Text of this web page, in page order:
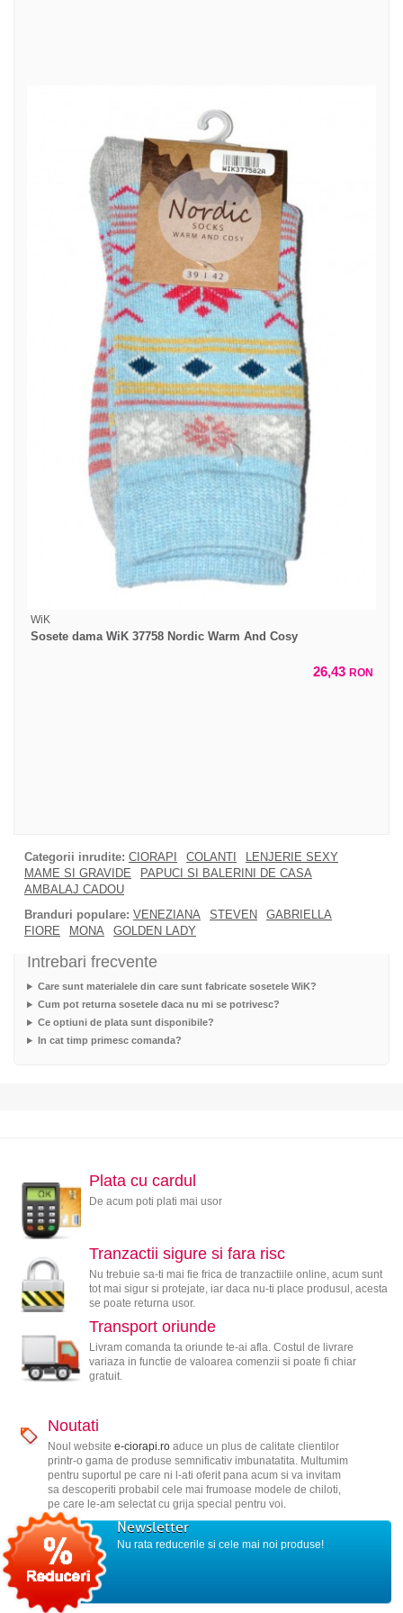
WiK
Sosete dama WiK 37758 Nordic Warm And Cosy
26,43 RON
Categorii inrudite: CIORAPI COLANTI
LENJERIE SEXY
MAME SI GRAVIDE
PAPUCI SI BALERINI DE CASA
AMBALAJ CADOU
Branduri populare: VENEZIANA STEVEN
GABRIELLA
FIORE
MONA GOLDEN LADY
Intrebari frecvente
Care sunt materialele din care sunt fabricate sosetele WiK?
Cum pot returna sosetele daca nu mi se potrivesc?
Ce optiuni de plata sunt disponibile?
In cat timp primesc comanda?
Plata cu cardul
De acum poti plati mai usor
Tranzactii sigure si fara risc
Nu trebuie sa-ti mai fie frica de tranzactiile online, acum sunt
tot mai sigur si protejate, iar daca nu-ti place produsul, acesta
se poate returna usor.
Transport oriunde
Livram comanda ta oriunde te-ai afla. Costul de livrare
variaza in functie de valoarea comenzii si poate fi chiar
gratuit.
Noutati
Noul website e-ciorapi.roaduce un plus de calitate clientilor
printr-o gama de produse semnificativ imbunatatita. Multumim
pentru suportul pe care ni l-ati oferit pana acum si va invitam
sa descoperiti probabil cele mai frumoase modele de chiloti,
pe care le-am selectat cu grija special pentru voi.
Newsletter
Nu rata reducerile si cele mai noi produse!